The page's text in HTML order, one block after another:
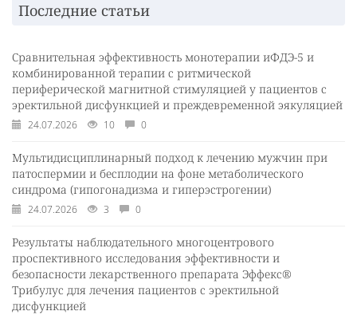
Последние статьи
Сравнительная эффективность монотерапии иФДЭ-5 и
комбинированной терапии с ритмической
периферической магнитной стимуляцией у пациентов с
эректильной дисфункцией и преждевременной эякуляцией
24.07.2026 10 0
Мультидисциплинарный подход к лечению мужчин при
патоспермии и бесплодии на фоне метаболического
синдрома (гипогонадизма и гиперэстрогении)
24.07.2026 3 0
Результаты наблюдательного многоцентрового
проспективного исследования эффективности и
безопасности лекарственного препарата Эффекс®
Трибулус для лечения пациентов с эректильной
дисфункцией